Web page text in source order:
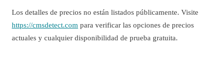
Los detalles de precios no están listados públicamente. Visite
https://cmsdetect.com para verificar las opciones de precios
actuales y cualquier disponibilidad de prueba gratuita.